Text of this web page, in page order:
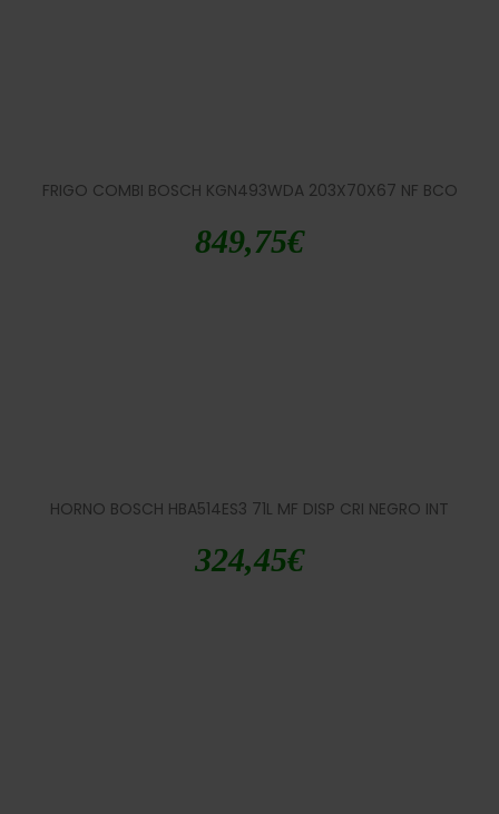
FRIGO COMBI BOSCH KGN493WDA 203X70X67 NF BCO
849,75€
HORNO BOSCH HBA514ES3 71L MF DISP CRI NEGRO INT
324,45€